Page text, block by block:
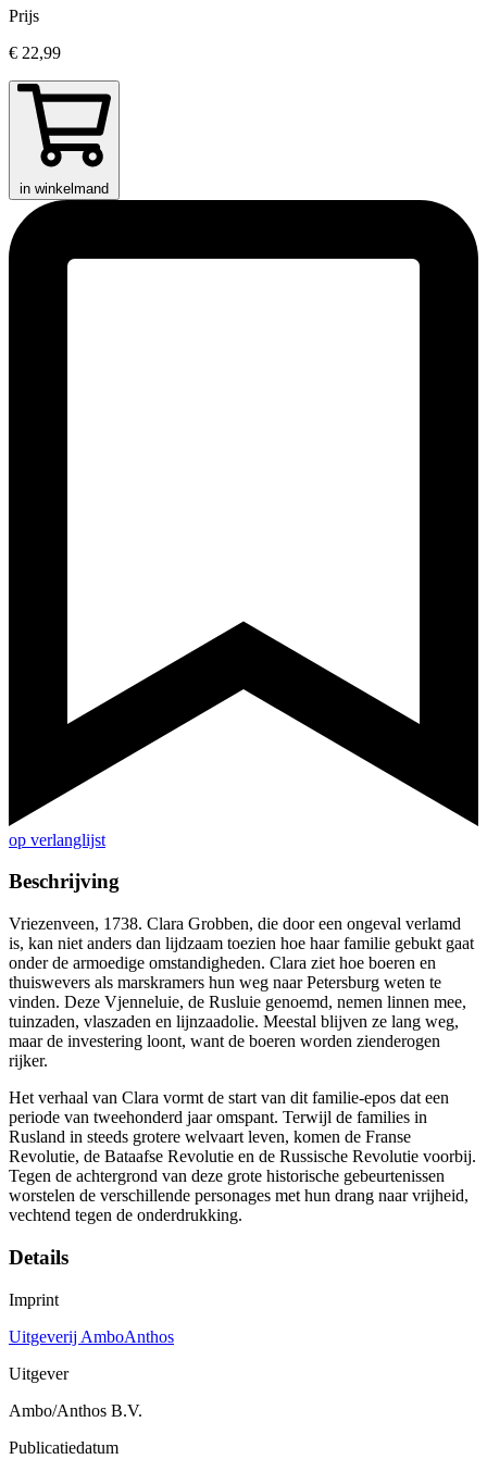
Prijs
€ 22,99
in winkelmand
op verlanglijst
Beschrijving
Vriezenveen, 1738. Clara Grobben, die door een ongeval verlamd
is, kan niet anders dan lijdzaam toezien hoe haar familie gebukt gaat
onder de armoedige omstandigheden. Clara ziet hoe boeren en
thuiswevers als marskramers hun weg naar Petersburg weten te
vinden. Deze Vjenneluie, de Rusluie genoemd, nemen linnen mee,
tuinzaden, vlaszaden en lijnzaadolie. Meestal blijven ze lang weg,
maar de investering loont, want de boeren worden zienderogen
rijker.
Het verhaal van Clara vormt de start van dit familie-epos dat een
periode van tweehonderd jaar omspant. Terwijl de families in
Rusland in steeds grotere welvaart leven, komen de Franse
Revolutie, de Bataafse Revolutie en de Russische Revolutie voorbij.
Tegen de achtergrond van deze grote historische gebeurtenissen
worstelen de verschillende personages met hun drang naar vrijheid,
vechtend tegen de onderdrukking.
Details
Imprint
Uitgeverij AmboAnthos
Uitgever
Ambo/Anthos B.V.
Publicatiedatum